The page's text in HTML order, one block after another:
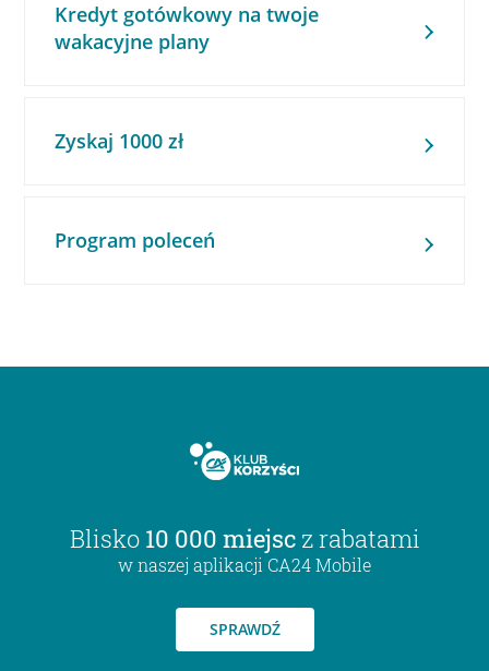
Kredyt gotówkowy na twoje
wakacyjne plany
Zyskaj 1000 zł
Program poleceń
Blisko 10 000 miejsc z rabatami
w naszej aplikacji CA24 Mobile
SPRAWDŹ